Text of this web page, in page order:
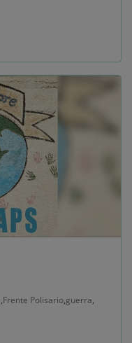
,Frente Polisario,guerra,